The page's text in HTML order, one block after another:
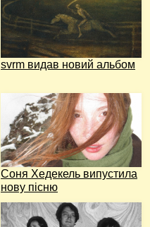
svrm видав новий альбом
Соня Хедекель випустила
нову пісню